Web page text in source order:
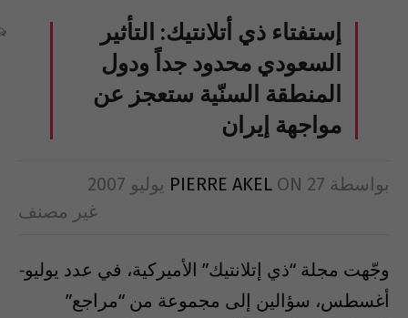
إستفتاء ذي أتلانتيك: التأثير
السعودي محدود جداً ودول
المنطقة السنّية ستعجز عن
مواجهة إيران
بواسطة PIERRE AKEL ON 27 يوليو 2007
غير مصنف
وجّهت مجلة “ذي إتلانتيك” الأميركية، في عدد يوليو-
أغسطس، سؤالين إلى مجموعة من “مراجع”